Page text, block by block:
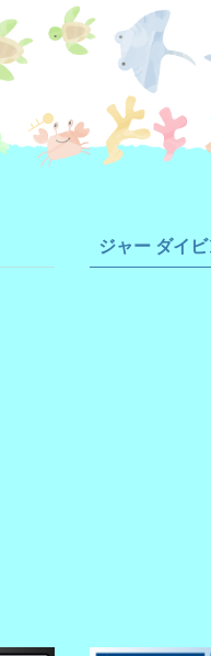
ジャー ダイ